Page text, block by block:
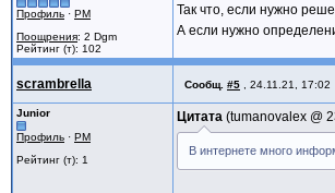
Профиль · PM
Поощрения: 2 Dgm
Рейтинг (т): 102
Так что, если нужно
А если нужно
scrambrella Сообщ. #5 24.11.21, 17:02
Junior
Профиль · PM
Рейтинг (т): 1
Цитата tumanovalex @
В интернете много